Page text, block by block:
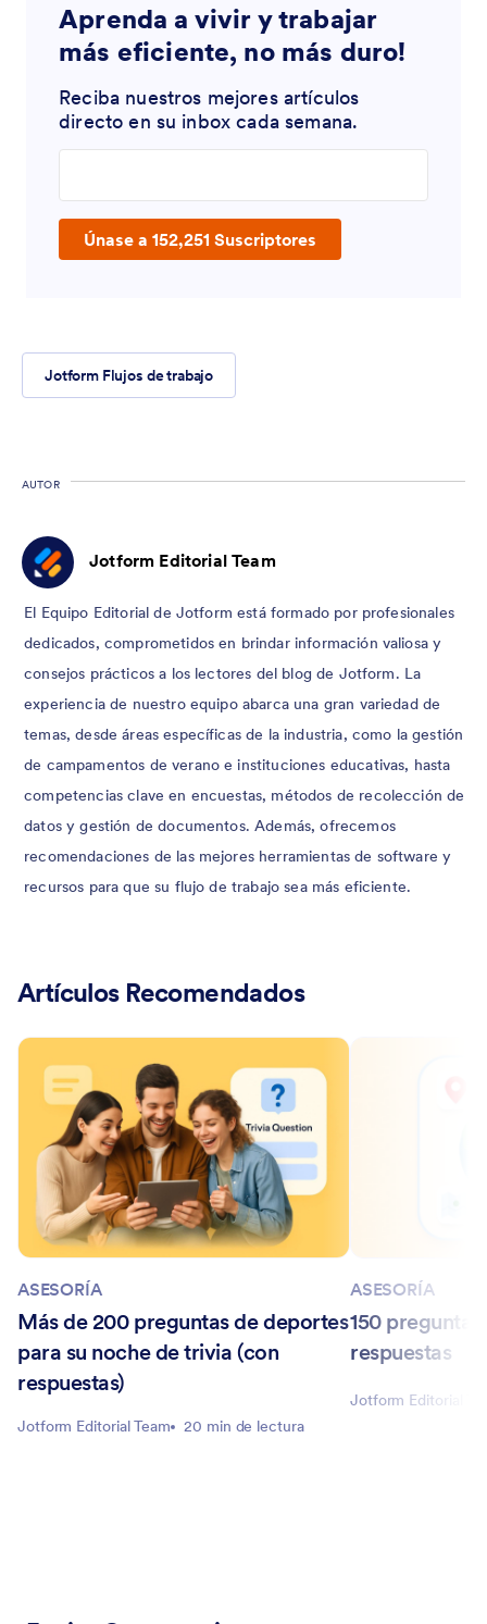
Aprenda a vivir y trabajar
más eficiente, no más duro!
Reciba nuestros mejores artículos
directo en su inbox cada semana.
Únase a 152,251 Suscriptores
Jotform Flujos de trabajo
AUTOR
Jotform Editorial Team
El Equipo Editorial de Jotform está formado por profesionales
dedicados, comprometidos en brindar información valiosa y
consejos prácticos a los lectores del blog de Jotform. La
experiencia de nuestro equipo abarca una gran variedad de
temas, desde áreas específicas de la industria, como la gestión
de campamentos de verano e instituciones educativas, hasta
competencias clave en encuestas, métodos de recolección de
datos y gestión de documentos. Además, ofrecemos
recomendaciones de las mejores herramientas de software y
recursos para que su flujo de trabajo sea más eficiente.
Artículos Recomendados
ASESORÍA
Más de 200 preguntas de deportes
para su noche de trivia (con
respuestas)
Jotform Editorial Team 20 min de lectura
ASESORÍA
150
respuestas
Jotform Editorial